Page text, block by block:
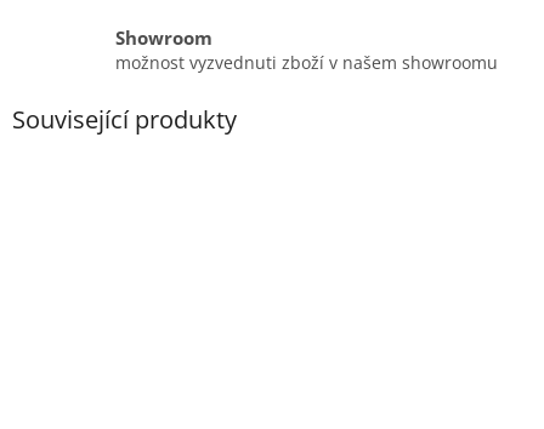
Showroom
možnost vyzvednuti zboží v našem showroomu
Související produkty